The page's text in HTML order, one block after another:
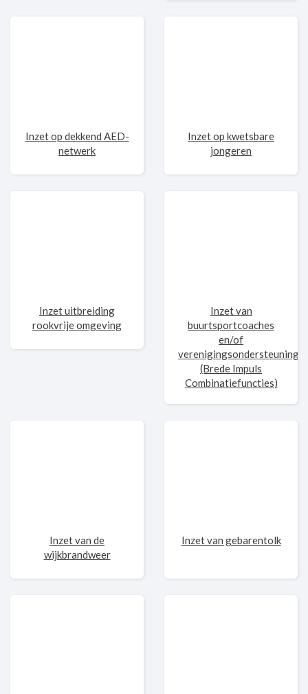
Inzet op dekkend AED-
netwerk
Inzet op kwetsbare
jongeren
Inzet uitbreiding
rookvrije omgeving
Inzet van
buurtsportcoaches
en/of
verenigingsondersteuning
(Brede Impuls
Combinatiefuncties)
Inzet van de
wijkbrandweer
Inzet van gebarentolk